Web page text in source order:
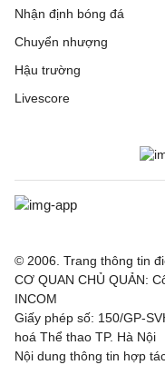
Nhận định bóng đá
Chuyển nhượng
Hậu trường
Livescore
© 2006. Trang thông tin
CƠ QUAN CHỦ QUẢN:
INCOM
Giấy phép số: 150/GP-
hoá Thể thao TP. Hà Nội
Nội dung thông tin hợp